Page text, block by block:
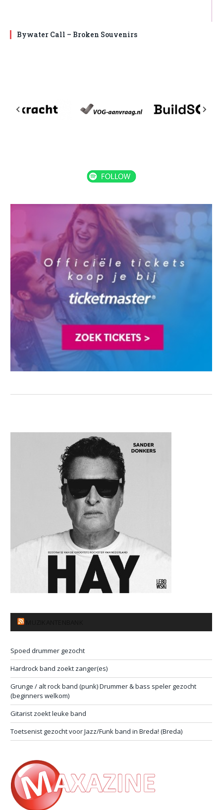
Bywater Call – Broken Souvenirs
Spoed drummer gezocht
Hardrock band zoekt zanger(es)
Grunge / alt rock band (punk) Drummer & bass speler gezocht
(beginners welkom)
Gitarist zoekt leuke band
Toetsenist gezocht voor Jazz/Funk band in Breda! (Breda)